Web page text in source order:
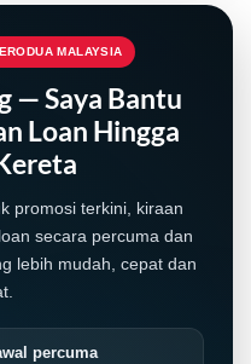
MALAYSIA
— Saya Bantu
Loan Hingga
promosi terkini, kiraan
secara percuma dan
lebih mudah, cepat dan
percuma